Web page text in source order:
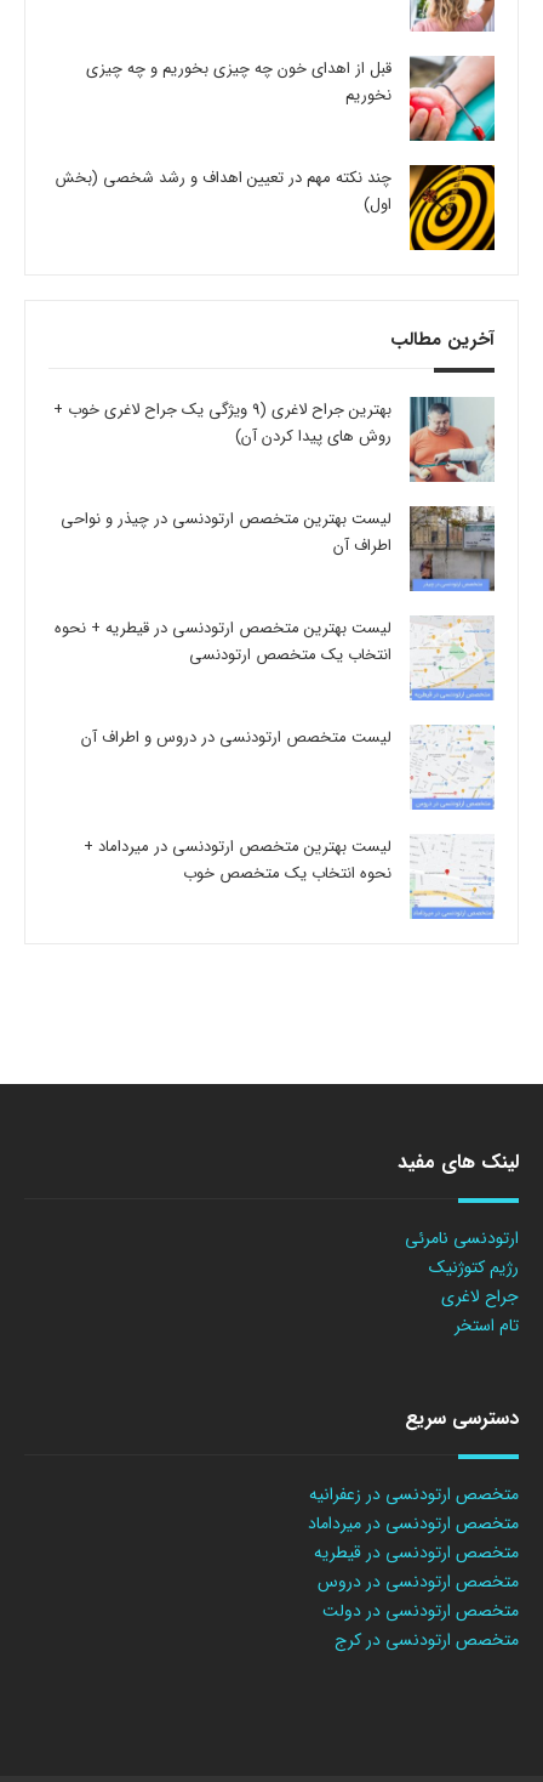
قبل از اهدای خون چه چیزی بخوریم و چه چیزی
نخوریم
چند نکته مهم در تعیین اهداف و رشد شخصی (بخش
اول)
آخرین مطالب
بهترین جراح لاغری (9 ویژگی یک جراح لاغری خوب +
روش های پیدا کردن آن)
لیست بهترین متخصص ارتودنسی در چیذر و نواحی
اطراف آن
لیست بهترین متخصص ارتودنسی در قیطریه + نحوه
انتخاب یک متخصص ارتودنسی
لیست متخصص ارتودنسی در دروس و اطراف آن
لیست بهترین متخصص ارتودنسی در میرداماد +
نحوه انتخاب یک متخصص خوب
لینک های مفید
ارتودنسی نامرئی
رژیم کتوژنیک
جراح لاغری
تام استخر
دسترسی سریع
متخصص ارتودنسی در زعفرانیه
متخصص ارتودنسی در میرداماد
متخصص ارتودنسی در قیطریه
متخصص ارتودنسی در دروس
متخصص ارتودنسی در دولت
متخصص ارتودنسی در کرج